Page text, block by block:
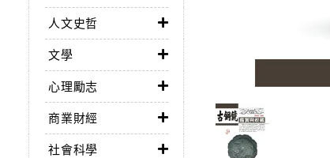
人文史哲
文學
心理勵志
商業財經
社會科學